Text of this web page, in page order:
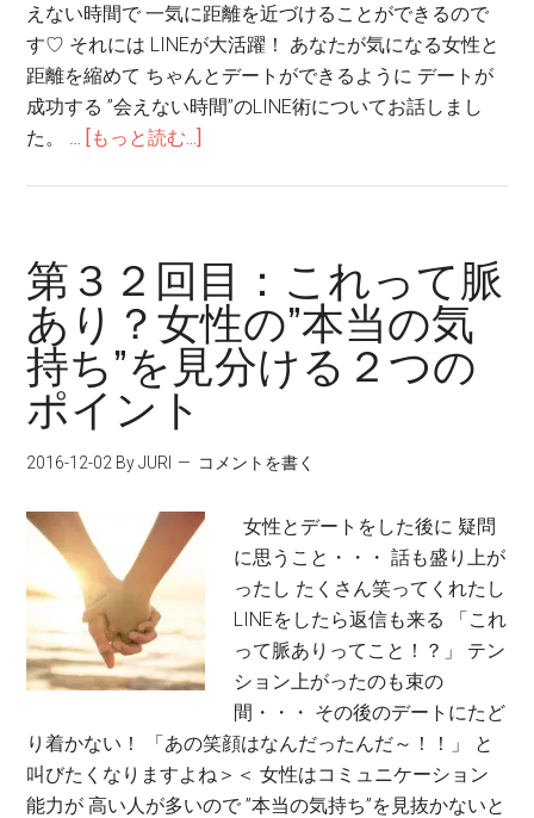
えない時間で 一気に距離を近づけることができるので
す♡ それには LINEが大活躍！ あなたが気になる女性と
距離を縮めて ちゃんとデートができるように デートが
成功する ”会えない時間”のLINE術についてお話しまし
た。 … [もっと読む...]
第３２回目：これって脈
あり？女性の”本当の気
持ち”を見分ける２つの
ポイント
2016-12-02 By JURI コメントを書く
女性とデートをした後に 疑問
に思うこと・・・ 話も盛り上が
ったし たくさん笑ってくれたし
LINEをしたら返信も来る 「これ
って脈ありってこと！？」 テン
ション上がったのも束の
間・・・ その後のデートにたど
り着かない！ 「あの笑顔はなんだったんだ～！！」 と
叫びたくなりますよね＞＜ 女性はコミュニケーション
能力が 高い人が多いので ”本当の気持ち”を見抜かないと